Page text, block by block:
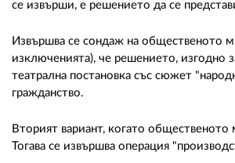
се извърши, е решението да се
Извършва се сондаж на общественото
изключенията), че решението, изгодно
театрална постановка със сюжет
гражданство.
Вторият вариант, когато
Тогава се извършва операция